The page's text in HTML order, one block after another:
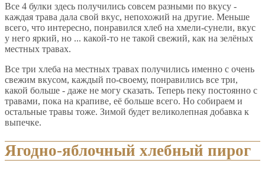
Все 4 булки здесь получились совсем разными по вкусу -
каждая трава дала свой вкус, непохожий на другие. Меньше
всего, что интересно, понравился хлеб на хмели-сунели, вкус
у него яркий, но ... какой-то не такой свежий, как на зелёных
местных травах.
Все три хлеба на местных травах получились именно с очень
свежим вкусом, каждый по-своему, понравились все три,
какой больше - даже не могу сказать. Теперь пеку постоянно с
травами, пока на крапиве, её больше всего. Но собираем и
остальные травы тоже. Зимой будет великолепная добавка к
выпечке.
Ягодно-яблочный хлебный пирог